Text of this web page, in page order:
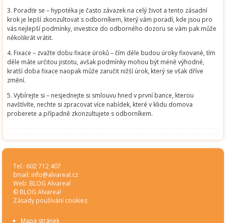
3. Poradťe se – hypotéka je často závazek na celý život a tento zásadní
krok je lepší zkonzultovat s odborníkem, který vám poradí, kde jsou pro
vás nejlepší podmínky, investice do odborného dozoru se vám pak může
několikrát vrátit.
4. Fixace – zvažte dobu fixace úroků – čím déle budou úroky fixované, tím
déle máte určitou jistotu, avšak podmínky mohou být méně výhodné,
kratší doba fixace naopak může zaručit nižší úrok, který se však dříve
změní.
5. Vybírejte si – nesjednejte si smlouvu hned v první bance, kterou
navštívíte, nechte si zpracovat více nabídek, které v klidu domova
proberete a případně zkonzultujete s odborníkem.
Tel.: 602 712 407
Email: info@alvareal.cz
Web: BLOG Alvareal
© BLOG Alvareal
Zásady používání cookies
Mapa stránek